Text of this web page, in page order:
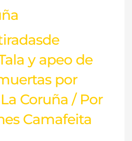
y apeo de
por
Coruña / Por
Camafeita